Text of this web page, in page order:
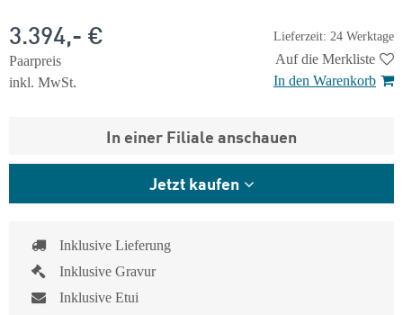
Lieferzeit: 24 Werktage
3.394,- €
Paarpreis
inkl. MwSt.
Auf die Merkliste
In den Warenkorb
In einer Filiale anschauen
Jetzt kaufen
Inklusive Lieferung
Inklusive Gravur
Inklusive Etui